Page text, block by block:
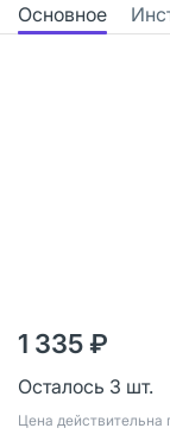
Основное
1 335 ₽
Осталось 3 шт.
Цена